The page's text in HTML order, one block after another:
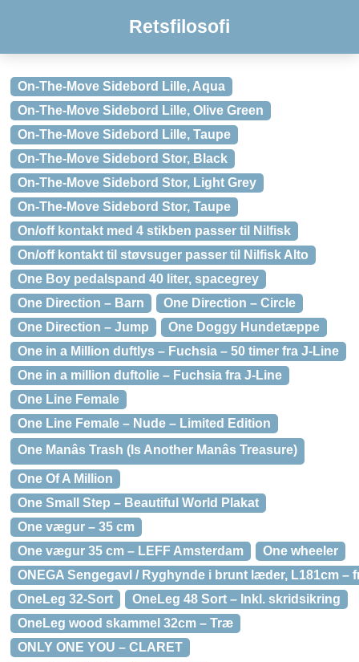
Retsfilosofi
On-The-Move Sidebord Lille, Aqua
On-The-Move Sidebord Lille, Olive Green
On-The-Move Sidebord Lille, Taupe
On-The-Move Sidebord Stor, Black
On-The-Move Sidebord Stor, Light Grey
On-The-Move Sidebord Stor, Taupe
On/off kontakt med 4 stikben passer til Nilfisk
On/off kontakt til støvsuger passer til Nilfisk Alto
One Boy pedalspand 40 liter, spacegrey
One Direction – Barn
One Direction – Circle
One Direction – Jump
One Doggy Hundetæppe
One in a Million duftlys – Fuchsia – 50 timer fra J-Line
One in a million duftolie – Fuchsia fra J-Line
One Line Female
One Line Female – Nude – Limited Edition
One Manâs Trash (Is Another Manâs Treasure)
One Of A Million
One Small Step – Beautiful World Plakat
One vægur – 35 cm
One vægur 35 cm – LEFF Amsterdam
One wheeler
ONEGA Sengegavl / Ryghynde i brunt læder, L181cm –
OneLeg 32-Sort
OneLeg 48 Sort – Inkl. skridsikring
OneLeg wood skammel 32cm – Træ
ONLY ONE YOU – CLARET